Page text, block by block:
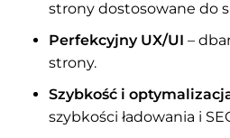
strony dostosowane do
Perfekcyjny UX/UI –
strony.
Szybkość i
szybkości ładowania i